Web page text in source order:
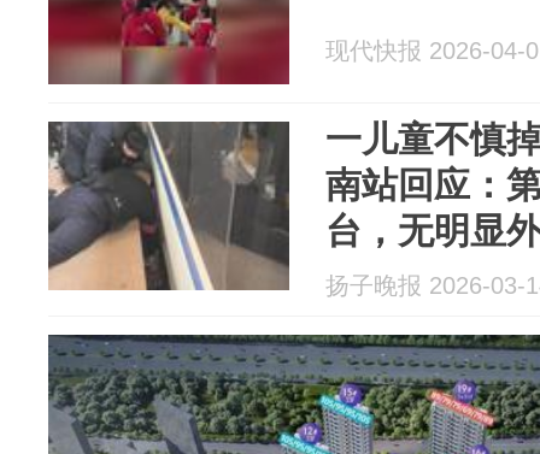
现代快报 2026-04-
一儿童不慎
南站回应：
台，无明显
扬子晚报 2026-03-